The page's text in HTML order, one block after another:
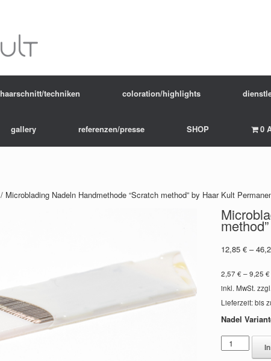
haarschnitt/techniken coloration/highlights
gallery referenzen/presse SHOP 0
/ Microblading Nadeln Handmethode “Scratch method” by Haar Kult
12,85€ –
2,57€ –9,25€
inkl. MwSt.
Lieferzeit: bis
Nadel
Microblading
Nadeln